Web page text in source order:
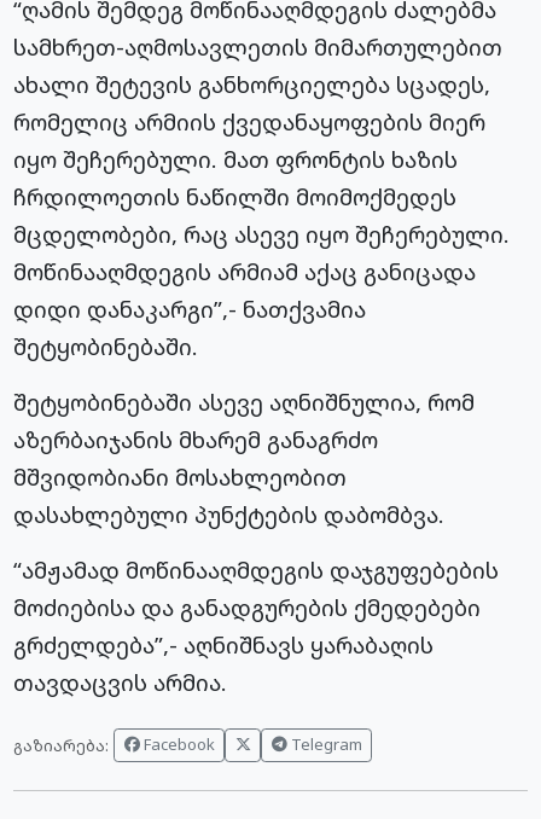
“ღამის შემდეგ მოწინააღმდეგის ძალებმა
სამხრეთ-აღმოსავლეთის მიმართულებით
ახალი შეტევის განხორციელება სცადეს,
რომელიც არმიის ქვედანაყოფების მიერ
იყო შეჩერებული. მათ ფრონტის ხაზის
ჩრდილოეთის ნაწილში მოიმოქმედეს
მცდელობები, რაც ასევე იყო შეჩერებული.
მოწინააღმდეგის არმიამ აქაც განიცადა
დიდი დანაკარგი”,- ნათქვამია
შეტყობინებაში.
შეტყობინებაში ასევე აღნიშნულია, რომ
აზერბაიჯანის მხარემ განაგრძო
მშვიდობიანი მოსახლეობით
დასახლებული პუნქტების დაბომბვა.
“ამჟამად მოწინააღმდეგის დაჯგუფებების
მოძიებისა და განადგურების ქმედებები
გრძელდება”,- აღნიშნავს ყარაბაღის
თავდაცვის არმია.
გაზიარება: Facebook Telegram